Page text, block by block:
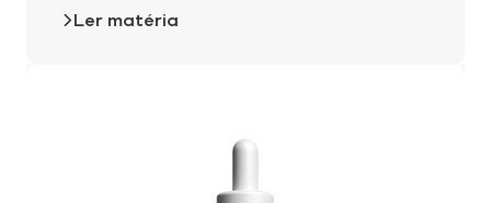
Ler matéria